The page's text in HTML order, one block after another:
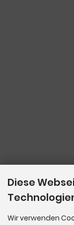
Diese
Wir verwenden